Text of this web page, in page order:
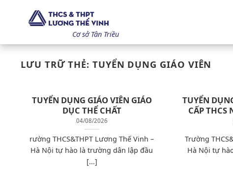
dung
Cơ sở Tân Triều
LƯU TRỮ THẺ: TUYỂN DỤNG GIÁO VIÊN
TUYỂN DỤNG GIÁO VIÊN GIÁO
DỤC THỂ CHẤT
04/08/2026
rường THCS&THPT Lương Thế Vinh –
Hà Nội tự hào là trường dân lập đầu
[...]
TUYỂN
CẤP THCS
Trường
Hà Nội tự